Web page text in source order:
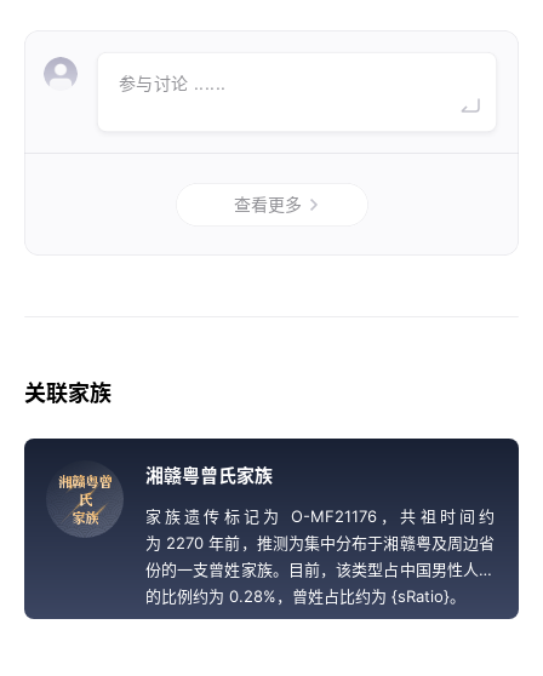
参与讨论 ......
查看更多
关联家族
湘赣粤曾
氏
家族
湘赣粤曾氏家族
家族遗传标记为 O-MF21176，共祖时间约
为 2270 年前，推测为集中分布于湘赣粤及周边省
份的一支曾姓家族。目前，该类型占中国男性人口
的比例约为 0.28%，曾姓占比约为 {sRatio}。